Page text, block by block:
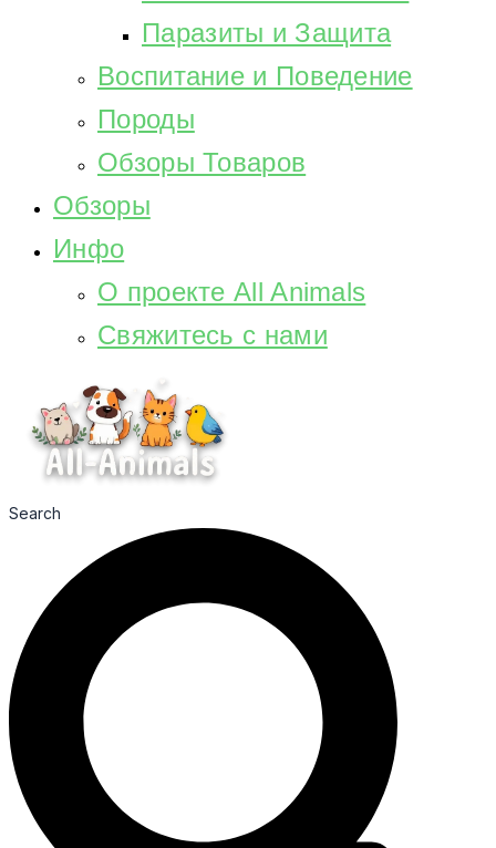
Паразиты и Защита
Воспитание и Поведение
Породы
Обзоры Товаров
Обзоры
Инфо
О проекте All Animals
Свяжитесь с нами
Search